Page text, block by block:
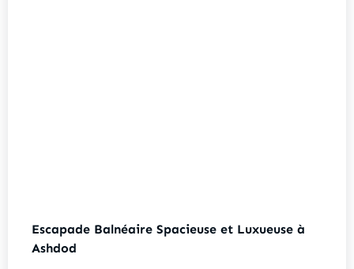
Escapade Balnéaire Spacieuse et Luxueuse à
Ashdod